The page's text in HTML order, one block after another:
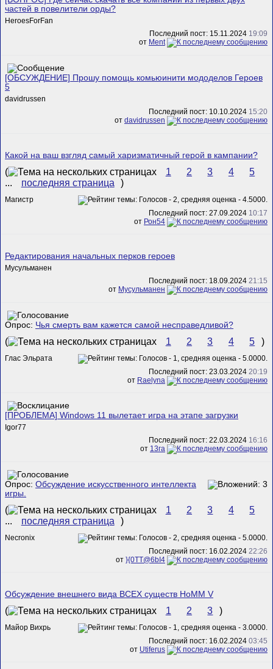
частей в повелители орды?
HeroesForFan
Последний пост: 15.11.2024 19:09
от Ment
[ОБСУЖДЕНИЕ] Прошу помощь комьюинити мододелов Героев
5
davidrussen
Последний пост: 10.10.2024 15:20
от davidrussen
Какой на ваш взгляд самый харизматичный герой в кампании?
( 1 2 3 4
5
...
последняя страница )
Магистр
Последний пост: 27.09.2024 10:17
от Рон54
Редактирования начальных перков героев
Мусульманен
Последний пост: 18.09.2024 21:15
от Мусульманен
Опрос: Чья смерть вам кажется самой несправедливой?
( 1 2 3 4 5 )
Глас Эльрата
Последний пост: 23.03.2024 20:19
от Raelyna
[ПРОБЛЕМА] Windows 11 вылетает игра на этапе загрузки
Igor77
Последний пост: 22.03.2024 16:16
от 13га
Опрос: Обсуждение искусственного интеллекта
игры.
( 1 2 3 4
5
...
последняя страница )
Necronix
Последний пост: 16.02.2024 22:26
от }{0TT@6bI4
Обсуждение внешнего вида ВСЕХ существ HoMM V
( 1 2 3 )
Майор Вихрь
Последний пост: 16.02.2024 03:45
от Utiferus